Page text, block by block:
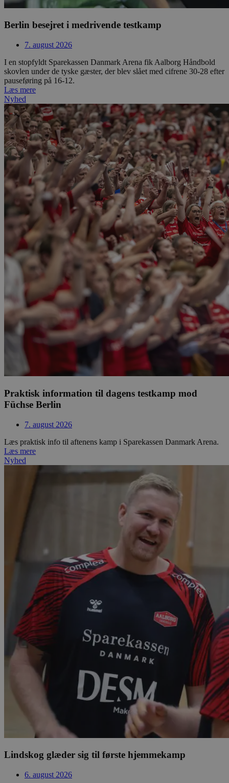
Berlin besejret i medrivende testkamp
7. august 2026
I en stopfyldt Sparekassen Danmark Arena fik Aalborg Håndbold
skovlen under de tyske gæster, der blev slået med cifrene 30-28 efter
pauseføring på 16-12.
Læs mere
Nyhed
Praktisk information til dagens testkamp mod
Füchse Berlin
7. august 2026
Læs praktisk info til aftenens kamp i Sparekassen Danmark Arena.
Læs mere
Nyhed
Lindskog glæder sig til første hjemmekamp
6. august 2026